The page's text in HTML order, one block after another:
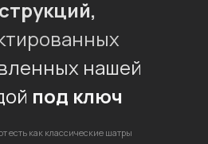
нашей
под ключ
есть как классические шатры